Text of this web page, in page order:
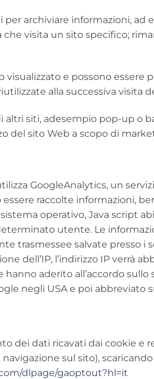
per archiviare informazioni,
visita un sito specifico;
visualizzato e possono
alla successiva visita
altri siti, adesempio pop-up o
del sito Web a scopo di
GoogleAnalytics, un
raccolte informazioni,
operativo, Java script
utente. Le
trasmessee salvate presso
dell’IP, l’indirizzo IP
aderito all’accordo
negli USA e poi abbreviato
dei dati ricavati dai cookie e
sul sito),
dlpage/gaoptout?hl=it